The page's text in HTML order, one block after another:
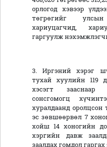
орлогод хэвээр
төгрөгийг
хариуцагчид,
гаргуулж
3. Иргэний хэрэг
тухай хуулийн 119
хэсэгт зааснаар
сонсгомогц
хуралдаанд
эс зөвшөөрвөл 7
хойш 14 хоногийн
хэргийн давж
заалдах гомдол